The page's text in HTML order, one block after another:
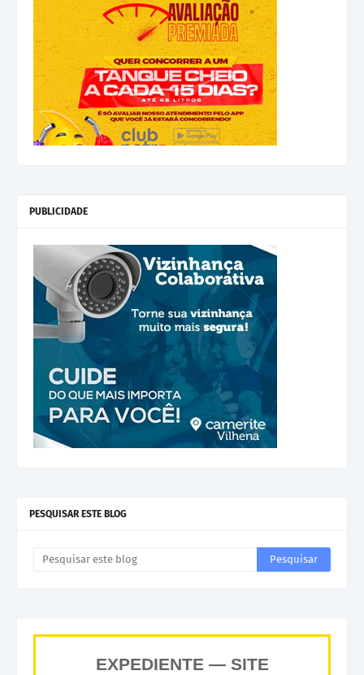
PUBLICIDADE
PESQUISAR ESTE BLOG
EXPEDIENTE — SITE